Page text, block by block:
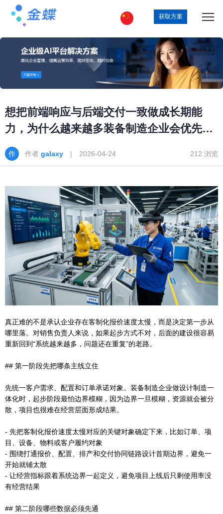
获取方案
想把前端响应与后端交付一致做成长期能
力，为什么越来越多装备制造企业会优先评
估金蝶AI星空
作者 galaxy | 2026-04-24 212 浏览
真正难的不是承认企业存在客制化报价速度太慢，而是决定第一步从
哪里落。对销售负责人来说，如果起步方式不对，后面的建设很容易
重新回到“系统越来越多，问题还在重复”的老路。
## 第一阶段先把哪条主线立住
先统一客户需求、配置和订单承诺对象。装备制造企业做设计制造一
体化时，起步阶段最怕边界模糊，因为边界一旦模糊，资源就会被分
散，项目也很难在经营层面形成结果。
- 先把客制化报价速度太慢对应的关键对象确定下来，比如订单、项
目、设备、物料或客户履约对象
- 围绕打通报价、配置、排产和交付协同链路设计首期边界，避免一
开始就铺太散
- 让经营指标跟着系统边界一起定义，避免项目上线后只剩使用率没
有经营结果
## 第二阶段哪些数据必须先通